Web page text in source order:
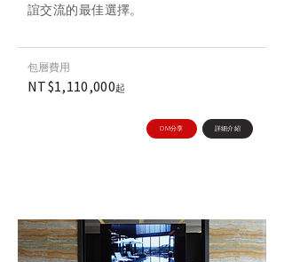
誼交流的最佳選擇。
​包層費用
NT$1,110,000起
DM分享 詳細介紹